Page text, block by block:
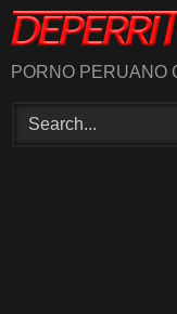
Skip
to
content
PORNO PERUANO